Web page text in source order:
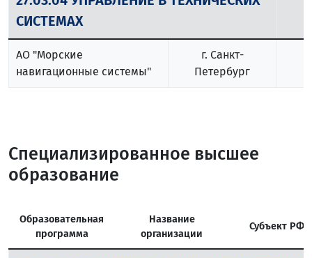
СИСТЕМАХ
АО "Морские
навигационные системы"
г. Санкт-
Петербург
Специализированное высшее
образование
Образовательная
программа
Название
организации
Субъект РФ